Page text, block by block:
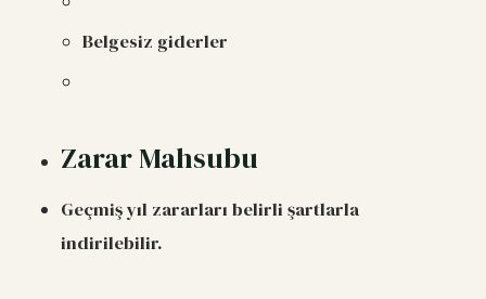
Belgesiz giderler
Zarar Mahsubu
Geçmiş yıl zararları belirli şartlarla
indirilebilir.